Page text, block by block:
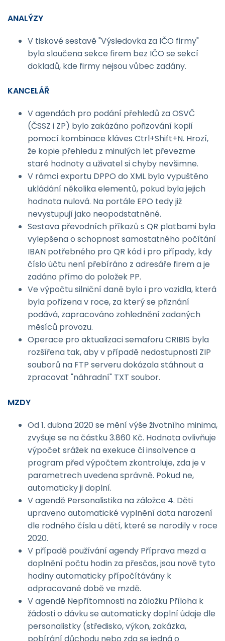
ANALÝZY
V tiskové sestavě "Výsledovka za IČO firmy"
byla sloučena sekce firem bez IČO se sekcí
dokladů, kde firmy nejsou vůbec zadány.
KANCELÁŘ
V agendách pro podání přehledů za OSVČ
(ČSSZ i ZP) bylo zakázáno pořizování kopií
pomocí kombinace kláves Ctrl+Shift+N. Hrozí,
že kopie přehledu z minulých let převezme
staré hodnoty a uživatel si chyby nevšimne.
V rámci exportu DPPO do XML bylo vypuštěno
ukládání několika elementů, pokud byla jejich
hodnota nulová. Na portále EPO tedy již
nevystupují jako neopodstatněné.
Sestava převodních příkazů s QR platbami byla
vylepšena o schopnost samostatného počítání
IBAN potřebného pro QR kód i pro případy, kdy
číslo účtu není přebíráno z adresáře firem a je
zadáno přímo do položek PP.
Ve výpočtu silniční daně bylo i pro vozidla, která
byla pořízena v roce, za který se přiznání
podává, zapracováno zohlednění zadaných
měsíců provozu.
Operace pro aktualizaci semaforu CRIBIS byla
rozšířena tak, aby v případě nedostupnosti ZIP
souborů na FTP serveru dokázala stáhnout a
zpracovat "náhradní" TXT soubor.
MZDY
Od 1. dubna 2020 se mění výše životního minima,
zvyšuje se na částku 3.860 Kč. Hodnota ovlivňuje
výpočet srážek na exekuce či insolvence a
program před výpočtem zkontroluje, zda je v
parametrech uvedena správně. Pokud ne,
automaticky ji doplní.
V agendě Personalistika na záložce 4. Děti
upraveno automatické vyplnění data narození
dle rodného čísla u dětí, které se narodily v roce
2020.
V případě používání agendy Příprava mezd a
doplnění počtu hodin za přesčas, jsou nově tyto
hodiny automaticky přípočítávány k
odpracované době ve mzdě.
V agendě Nepřítomnosti na záložku Příloha k
žádosti o dávku se automaticky doplní údaje dle
personalistky (středisko, výkon, zakázka,
pobírání důchodu nebo zda se jedná o